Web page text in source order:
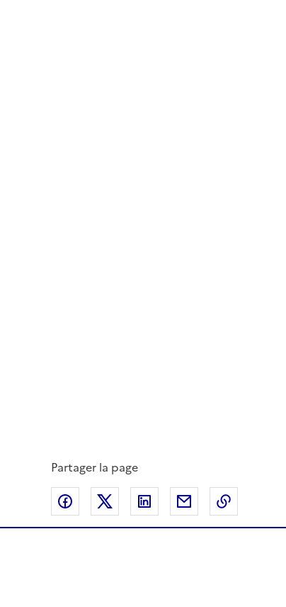
Partager la page
Partager sur Facebook
Partager sur Twitter
Partager sur LinkedIn
Partager par